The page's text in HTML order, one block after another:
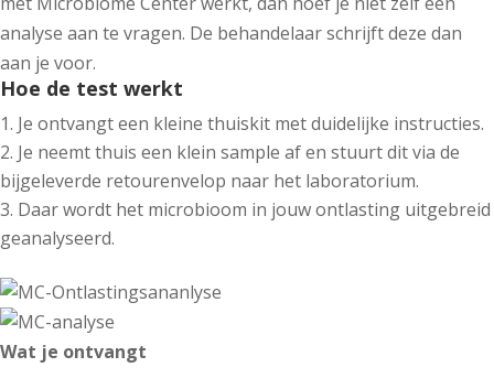
analyse aan te vragen. De behandelaar schrijft deze dan
aan je voor.
Hoe de test werkt
Je ontvangt een kleine thuiskit met duidelijke instructies.
Je neemt thuis een klein sample af en stuurt dit via de
bijgeleverde retourenvelop naar het laboratorium.
Daar wordt het microbioom in jouw ontlasting uitgebreid
geanalyseerd.
Wat je ontvangt